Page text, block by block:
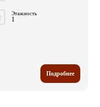
Этажность
1
Подробнее